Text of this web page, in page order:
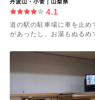
丹波山・小菅｜山梨県
4.1
道の駅の駐車場に車を止め
があったし、お湯もぬるめ